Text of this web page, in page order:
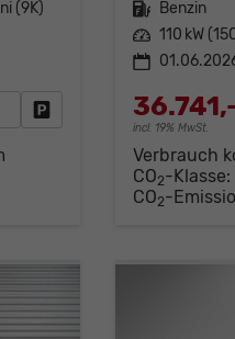
(9K)
Fahrzeug parken
Kraftstoff Benzin
Leistung 110 kW
incl. 19% MwSt.
Verbrauch
CO2-Klasse:
CO2-